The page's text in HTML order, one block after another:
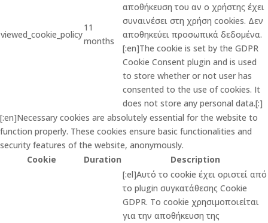
viewed_cookie_policy
11
months
αποθήκευση του αν ο χρήστης έχει
συναινέσει στη χρήση cookies. Δεν
αποθηκεύει προσωπικά δεδομένα.
[:en]The cookie is set by the GDPR
Cookie Consent plugin and is used
to store whether or not user has
consented to the use of cookies. It
does not store any personal data.[:]
[:en]Necessary cookies are absolutely essential for the website to
function properly. These cookies ensure basic functionalities and
security features of the website, anonymously.
Cookie
Duration Description
[:el]Αυτό το cookie έχει οριστεί από
το plugin συγκατάθεσης Cookie
GDPR. Το cookie χρησιμοποιείται
για την αποθήκευση της